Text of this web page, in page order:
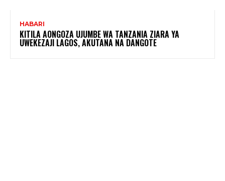
HABARI
KITILA AONGOZA UJUMBE WA TANZANIA ZIARA YA
UWEKEZAJI LAGOS, AKUTANA NA DANGOTE